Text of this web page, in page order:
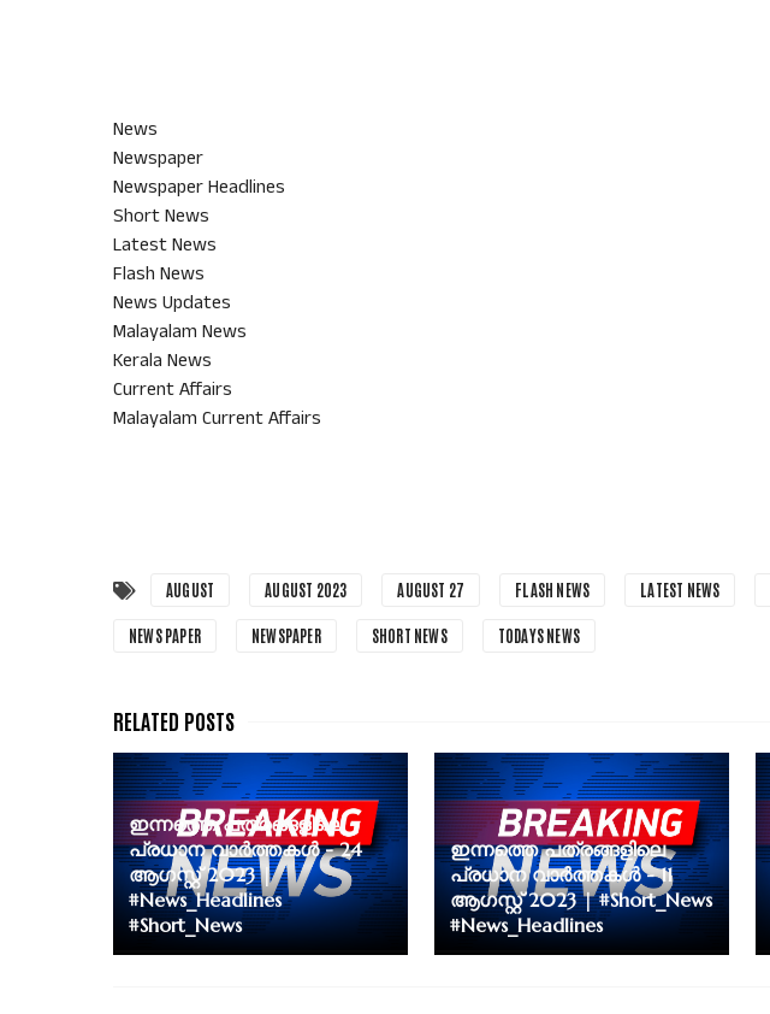
News
Newspaper
Newspaper Headlines
Short News
Latest News
Flash News
News Updates
Malayalam News
Kerala News
Current Affairs
Malayalam Current Affairs
AUGUST AUGUST 2023 AUGUST 27 FLASH NEWS LATEST NEWS
NEWS PAPER NEWSPAPER SHORT NEWS TODAYS NEWS
ഇന്നത്തെ പത്രങ്ങളിലെ
പ്രധാന വാർത്തകൾ - 24
ആഗസ്റ്റ് 2023 |
#News_Headlines
#Short_News
ഇന്നത്തെ പത്രങ്ങളിലെ
പ്രധാന വാർത്തകൾ - 11
ആഗസ്റ്റ് 2023 | #Short_News
#News_Headlines